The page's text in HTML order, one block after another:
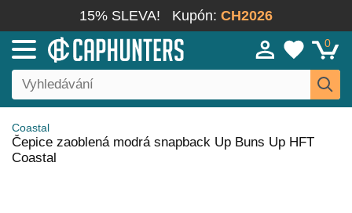
15% SLEVA! Kupón: CH2026
0
Coastal
Čepice zaoblená modrá snapback Up Buns Up HFT
Coastal